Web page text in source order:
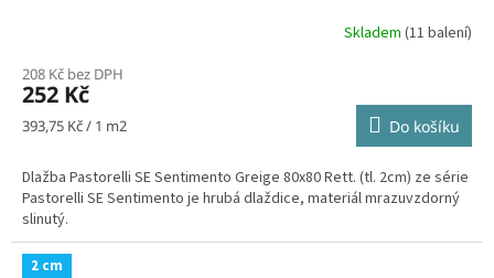
Skladem (11 balení)
208 Kč bez DPH
252 Kč
Měrná
393,75 Kč / 1 m2 Do košíku
Dlažba Pastorelli SE Sentimento Greige 80x80 Rett. (tl. 2cm) ze série
Pastorelli SE Sentimento je hrubá dlaždice, materiál mrazuvzdorný
slinutý.
2 cm